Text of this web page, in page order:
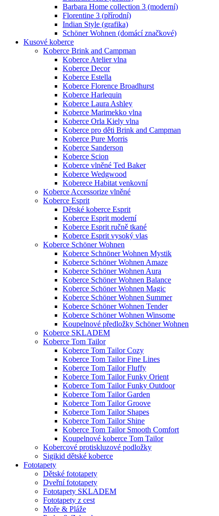
Barbara Home collection 3 (moderní)
Florentine 3 (přírodní)
Indian Style (grafika)
Schöner Wohnen (domácí značkové)
Kusové koberce
Koberce Brink and Campman
Koberce Atelier vlna
Koberce Decor
Koberce Estella
Koberce Florence Broadhurst
Koberce Harlequin
Koberce Laura Ashley
Koberce Marimekko vlna
Koberce Orla Kiely vlna
Koberce pro děti Brink and Campman
Koberce Pure Morris
Koberce Sanderson
Koberce Scion
Koberce vlněné Ted Baker
Koberce Wedgwood
Koberece Habitat venkovní
Koberce Accessorize vlněné
Koberce Esprit
Dětské koberce Esprit
Koberce Esprit moderní
Koberce Esprit ručně tkané
Koberce Esprit vysoký vlas
Koberce Schöner Wohnen
Koberce Schnöner Wohnen Mystik
Koberce Schöner Wohnen Amaze
Koberce Schöner Wohnen Aura
Koberce Schöner Wohnen Balance
Koberce Schöner Wohnen Magic
Koberce Schöner Wohnen Summer
Koberce Schöner Wohnen Tender
Koberce Schöner Wohnen Winsome
Koupelnové předložky Schöner Wohnen
Koberce SKLADEM
Koberce Tom Tailor
Koberce Tom Tailor Cozy
Koberce Tom Tailor Fine Lines
Koberce Tom Tailor Fluffy
Koberce Tom Tailor Funky Orient
Koberce Tom Tailor Funky Outdoor
Koberce Tom Tailor Garden
Koberce Tom Tailor Groove
Koberce Tom Tailor Shapes
Koberce Tom Tailor Shine
Koberce Tom Tailor Smooth Comfort
Koupelnové koberce Tom Tailor
Kobercové protiskluzové podložky
Sigikid dětské koberce
Fototapety
Dětské fototapety
Dveřní fototapety
Fototapety SKLADEM
Fototapety z cest
Moře & Pláže